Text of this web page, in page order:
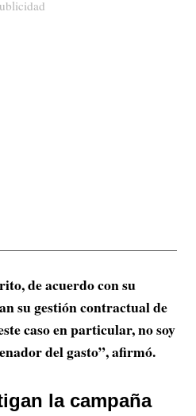
de acuerdo con su
su gestión contractual de
caso en particular, no soy
del gasto”, afirmó.
la campaña